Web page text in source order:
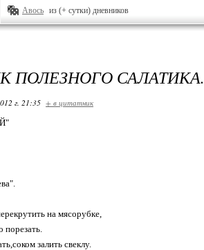
Авось из (+ сутки) дневников
ПОЛЕЗНОГО САЛАТИКА.
г. 21:35 + в цитатник
на мясорубке,
порезать.
залить свеклу.